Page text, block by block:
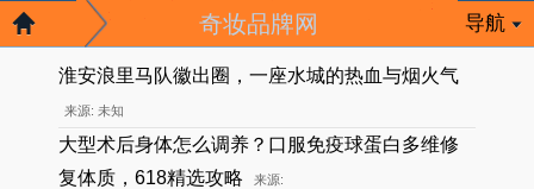
奇妆品牌网 导航
淮安浪里马队徽出圈，一座水城的热血与烟火气
来源: 未知
大型术后身体怎么调养？口服免疫球蛋白多维修
复体质，618精选攻略
来源: